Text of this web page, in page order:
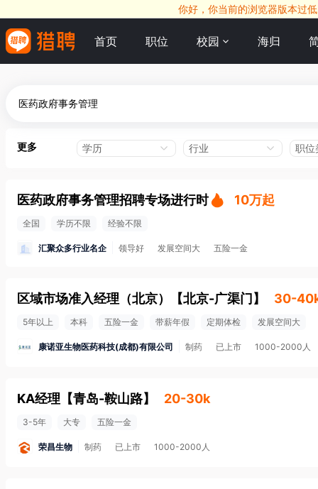
你好，你当前的浏览器版本过
首页 职位 校园 海归
更多 学历 行业 职位
医药政府事务管理招聘专场进行时 10万起
全国 学历不限 经验不限
汇聚众多行业名企 领导好 发展空间大 五险一金
区域市场准入经理（北京） 【北京-广渠门 】 30-
5年以上 本科 五险一金 带薪年假 定期体检 发展空间大
康诺亚生物医药科技(成都)有限公司 制药 已上市 1000-2000人
KA经理 【青岛-鞍山路】 20-30k
3-5年 大专 五险一金
荣昌生物 制药 已上市 1000-2000人